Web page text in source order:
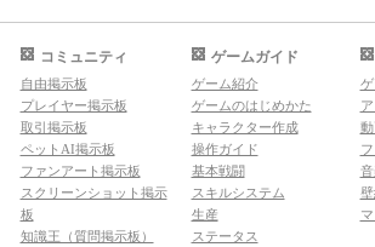
コミュニティ
自由掲示板
プレイヤー掲示板
取引掲示板
ペットAI掲示板
ファンアート掲示板
スクリーンショット掲示
板
知識王（質問掲示板）
ゲームガイド
ゲーム紹介
ゲームのはじめかた
キャラクター作成
操作ガイド
基本戦闘
スキルシステム
生産
ステータス